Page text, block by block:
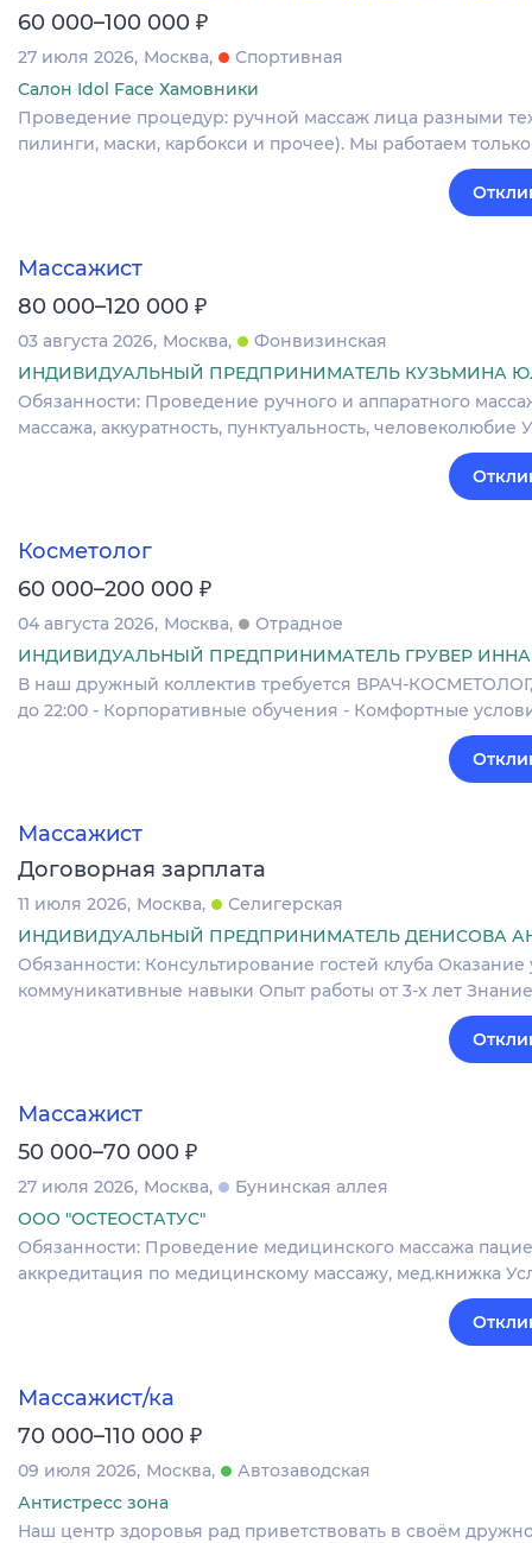
60 000–100 000 ₽
27 июля 2026 Москва
Спортивная
Салон Idol Face Хамовники
Проведение процедур: ручной массаж лица разными
пилинги, маски, карбокси и прочее). Мы работаем
Массажист
80 000–120 000 ₽
03 августа 2026 Москва
Фонвизинская
ИНДИВИДУАЛЬНЫЙ ПРЕДПРИНИМАТЕЛЬ КУЗЬМИНА
Обязанности: Проведение ручного и аппаратного
массажа, аккуратность, пунктуальность, человеколюбие
Косметолог
60 000–200 000 ₽
04 августа 2026 Москва
Отрадное
ИНДИВИДУАЛЬНЫЙ ПРЕДПРИНИМАТЕЛЬ ГРУВЕР
В наш дружный коллектив требуется ВРАЧ-
до 22:00 - Корпоративные обучения - Комфортные
Массажист
Договорная зарплата
11 июля 2026 Москва
Селигерская
ИНДИВИДУАЛЬНЫЙ ПРЕДПРИНИМАТЕЛЬ ДЕНИСОВА
Обязанности: Консультирование гостей клуба
коммуникативные навыки Опыт работы от 3-х лет
Массажист
50 000–70 000 ₽
27 июля 2026 Москва
Бунинская аллея
ООО "ОСТЕОСТАТУС"
Обязанности: Проведение медицинского массажа
аккредитация по медицинскому массажу, мед.книжка
Массажист/ка
70 000–110 000 ₽
09 июля 2026 Москва
Автозаводская
Антистресс зона
Наш центр здоровья рад приветствовать в своём